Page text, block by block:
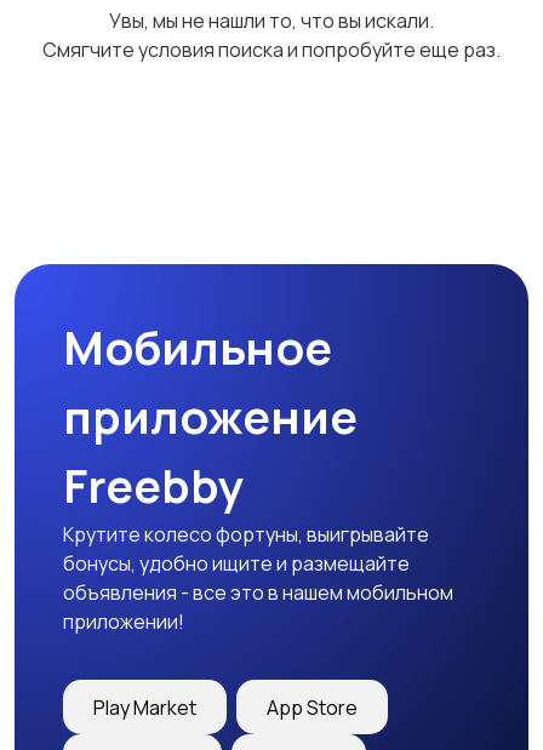
Футболки и поло Штаны и шорты
Другое
Увы, мы не нашли то, что вы искали.
Смягчите условия поиска и попробуйте еще раз.
Мобильное
приложение
Freebby
Крутите колесо фортуны, выигрывайте
бонусы, удобно ищите и размещайте
объявления - все это в нашем мобильном
приложении!
Play Market App Store